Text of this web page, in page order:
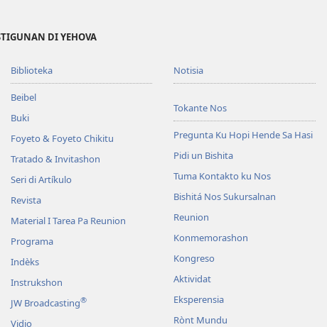
DI YEHOVA
Biblioteka
Beibel
Buki
Foyeto & Foyeto Chikitu
Tratado & Invitashon
Seri di Artíkulo
Revista
Material I Tarea Pa Reunion
Programa
Indèks
Instrukshon
JW Broadcasting®
Vidio
Notisia
Tokante Nos
Pregunta Ku Hopi Hende Sa Hasi
Pidi un Bishita
Tuma Kontakto ku Nos
Bishitá Nos Sukursalnan
Reunion
Konmemorashon
Kongreso
Aktividat
Eksperensia
Rònt Mundu